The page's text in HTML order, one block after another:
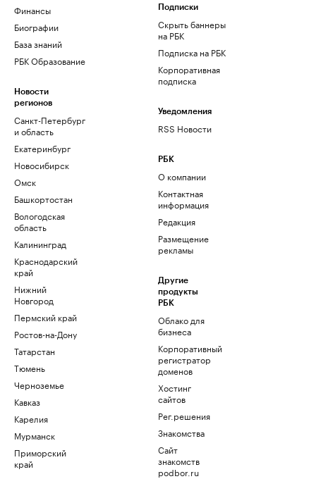
Финансы
Биографии
База знаний
РБК Образование
Новости
регионов
Санкт-Петербург
и область
Екатеринбург
Новосибирск
Омск
Башкортостан
Вологодская
область
Калининград
Краснодарский
край
Нижний
Новгород
Пермский край
Ростов-на-Дону
Татарстан
Тюмень
Черноземье
Кавказ
Карелия
Мурманск
Приморский
край
Подписки
Скрыть баннеры
на РБК
Подписка на РБК
Корпоративная
подписка
Уведомления
RSS Новости
РБК
О компании
Контактная
информация
Редакция
Размещение
рекламы
Другие
продукты
РБК
Облако для
бизнеса
Корпоративный
регистратор
доменов
Хостинг
сайтов
Рег.решения
Знакомства
Сайт
знакомств
podbor.ru